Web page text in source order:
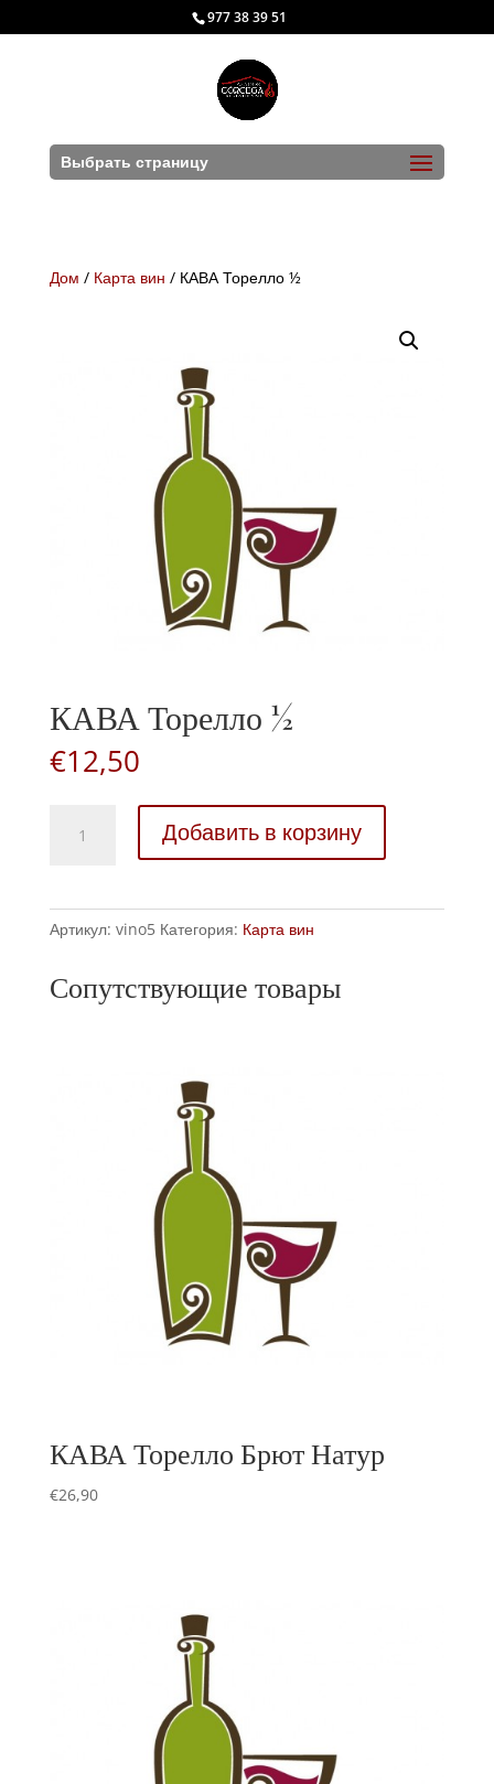
977 38 39 51
Выбрать страницу
Дом / Карта вин / КАВА Торелло ½
КАВА Торелло ½
€12,50
Торелло
Добавить в корзину
Артикул: vino5 Категория: Карта вин
Сопутствующие товары
КАВА Торелло Брют Натур
€26,90